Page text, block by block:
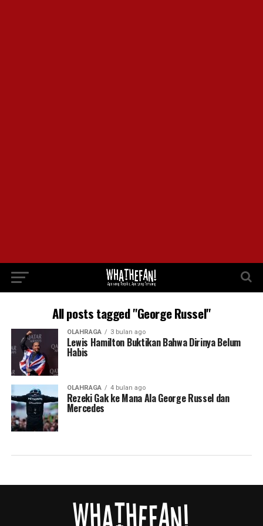
All posts tagged "George Russel"
OLAHRAGA 3 bulan ago
Lewis Hamilton Buktikan Bahwa Dirinya Belum
Habis
OLAHRAGA 4 bulan ago
Rezeki Gak ke Mana Ala George Russel dan
Mercedes